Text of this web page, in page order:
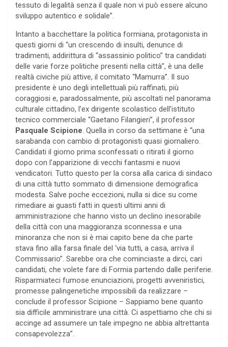
tessuto di legalità senza il quale non vi può essere alcuno
sviluppo autentico e solidale”.
Intanto a bacchettare la politica formiana, protagonista in
questi giorni di “un crescendo di insulti, denunce di
tradimenti, addirittura di “assassinio politico” tra candidati
delle varie forze politiche presenti nella città”, è una delle
realtà civiche più attive, il comitato “Mamurra”. Il suo
presidente è uno degli intellettuali più raffinati, più
coraggiosi e, paradossalmente, più ascoltati nel panorama
culturale cittadino, l’ex dirigente scolastico dell’istituto
tecnico commerciale “Gaetano Filangieri”, il professor
Pasquale Scipione. Quella in corso da settimane è “una
sarabanda con cambio di protagonisti quasi giornaliero.
Candidati il giorno prima sconfessati o ritirati il giorno
dopo con l’apparizione di vecchi fantasmi e nuovi
vendicatori. Tutto questo per la corsa alla carica di sindaco
di una città tutto sommato di dimensione demografica
modesta. Salve poche eccezioni, nulla si dice su come
rimediare ai guasti fatti in questi ultimi anni di
amministrazione che hanno visto un declino inesorabile
della città con una maggioranza sconnessa e una
minoranza che non si è mai capito bene da che parte
stava fino alla farsa finale del ‘via tutti, a casa, arriva il
Commissario”. Sarebbe ora che cominciaste a dirci, cari
candidati, che volete fare di Formia partendo dalle periferie.
Risparmiateci fumose enunciazioni, progetti avveniristici,
promesse palingenetiche impossibili da realizzare –
conclude il professor Scipione – Sappiamo bene quanto
sia difficile amministrare una città. Ci aspettiamo che chi si
accinge ad assumere un tale impegno ne abbia altrettanta
consapevolezza”.